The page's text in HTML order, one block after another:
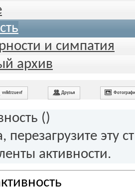
и симпатия
архив
vviktrzuevf Друзья
()
перезагрузите эту
активности.